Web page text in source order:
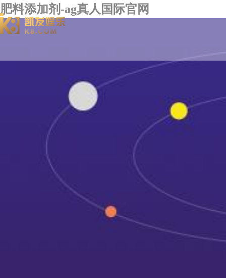
肥料添加剂-ag真人国际官网